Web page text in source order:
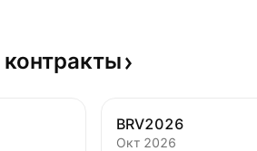
контракты
BRV2026
Окт 2026